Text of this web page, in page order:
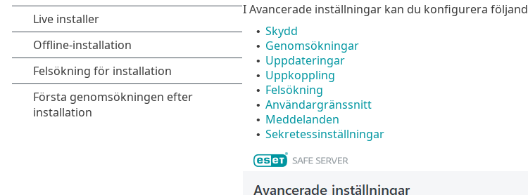
I Avancerade inställningar kan du konfigurera
• Skydd
• Genomsökningar
• Uppdateringar
• Uppkoppling
• Felsökning
• Användargränssnitt
• Meddelanden
• Sekretessinställningar